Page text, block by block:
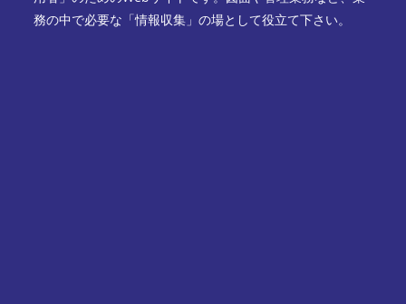
務の中で必要な「情報収集」の場として役立て下さい。